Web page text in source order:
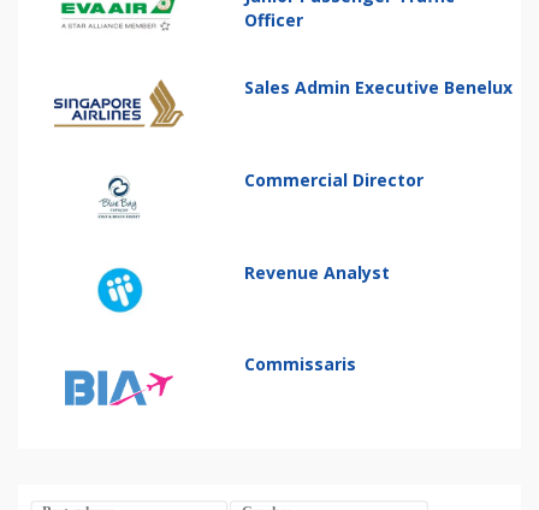
Officer
Sales Admin Executive Benelux
Commercial Director
Revenue Analyst
Commissaris